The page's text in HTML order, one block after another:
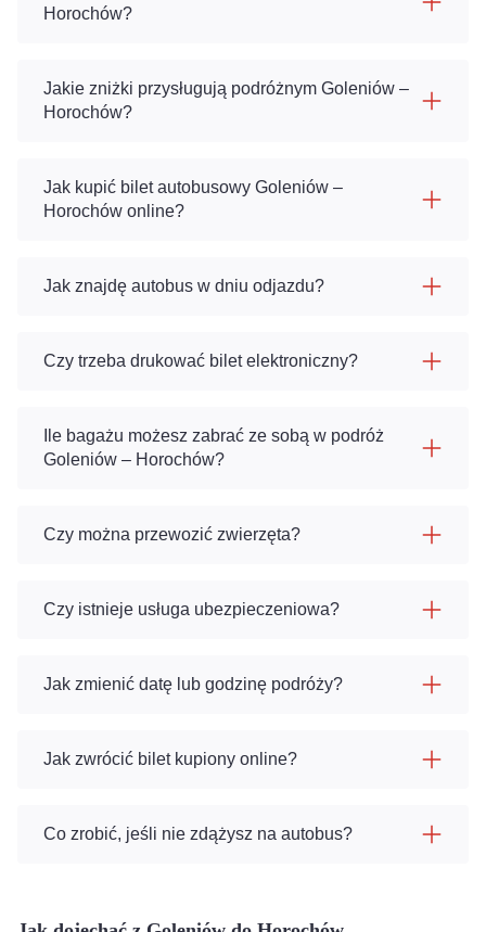
Horochów?
Jakie zniżki przysługują podróżnym Goleniów –
Horochów?
Jak kupić bilet autobusowy Goleniów –
Horochów online?
Jak znajdę autobus w dniu odjazdu?
Czy trzeba drukować bilet elektroniczny?
Ile bagażu możesz zabrać ze sobą w podróż
Goleniów – Horochów?
Czy można przewozić zwierzęta?
Czy istnieje usługa ubezpieczeniowa?
Jak zmienić datę lub godzinę podróży?
Jak zwrócić bilet kupiony online?
Co zrobić, jeśli nie zdążysz na autobus?